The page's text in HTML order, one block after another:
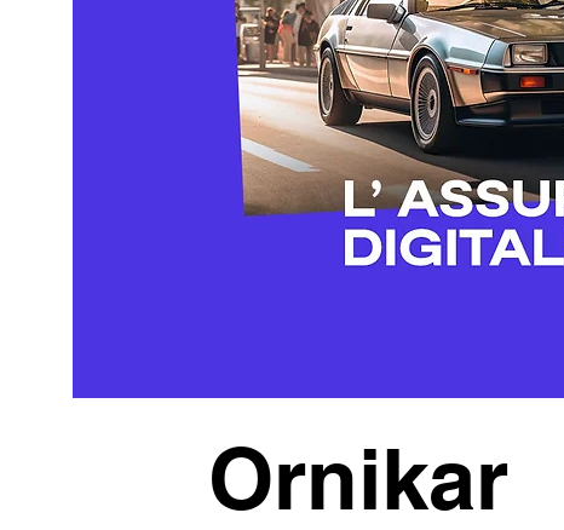
Ornikar